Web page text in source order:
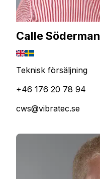
Calle Söderman
Teknisk försäljning
+46 176 20 78 94
cws@vibratec.se